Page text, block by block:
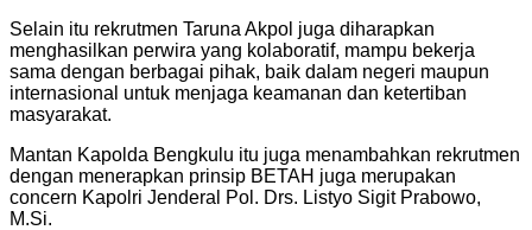
Selain itu rekrutmen Taruna Akpol juga diharapkan
menghasilkan perwira yang kolaboratif, mampu bekerja
sama dengan berbagai pihak, baik dalam negeri maupun
internasional untuk menjaga keamanan dan ketertiban
masyarakat.
Mantan Kapolda Bengkulu itu juga menambahkan rekrutmen
dengan menerapkan prinsip BETAH juga merupakan
concern Kapolri Jenderal Pol. Drs. Listyo Sigit Prabowo,
M.Si.